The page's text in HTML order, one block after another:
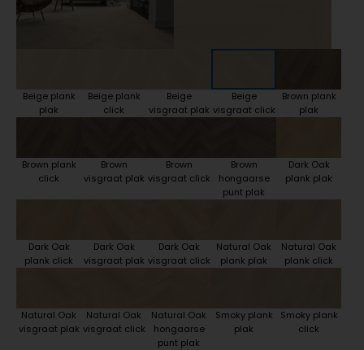
Beige plank
plak
Beige plank
click
Beige
visgraat plak
Beige
visgraat click
Brown plank
plak
Brown plank
click
Brown
visgraat plak
Brown
visgraat click
Brown
hongaarse
punt plak
Dark Oak
plank plak
Dark Oak
plank click
Dark Oak
visgraat plak
Dark Oak
visgraat click
Natural Oak
plank plak
Natural Oak
plank click
Natural Oak
visgraat plak
Natural Oak
visgraat click
Natural Oak
hongaarse
punt plak
Smoky plank
plak
Smoky plank
click